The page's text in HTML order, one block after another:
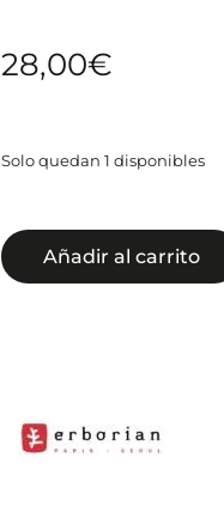
28,00€
Solo quedan 1 disponibles
Añadir al carrito